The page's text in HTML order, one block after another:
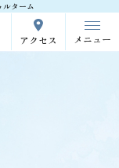
ルターム
アクセス メニュー